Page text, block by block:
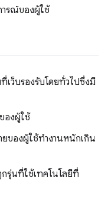
ารณ์ของผู้ใช้
เว็บรองรับโดยทั่วไปซึ่งมี
องผู้ใช้
ของผู้ใช้ทำงานหนักเกิน
รุ่นที่ใช้เทคโนโลยีที่